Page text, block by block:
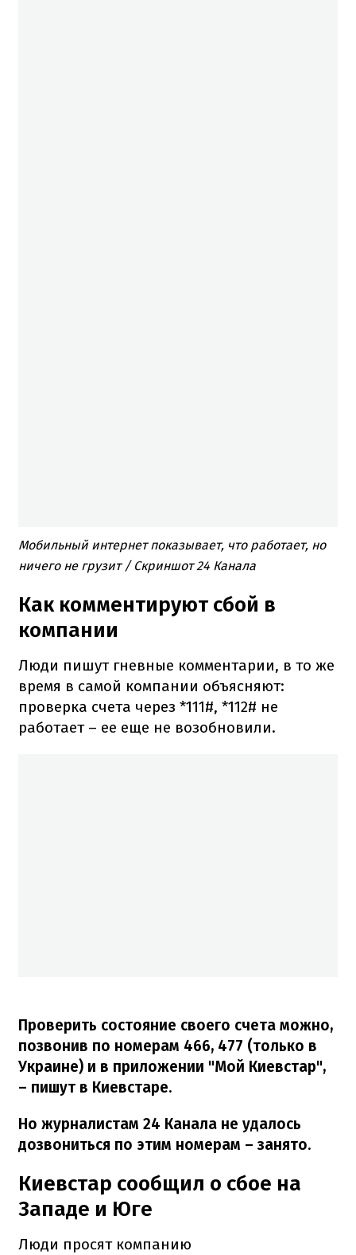
Мобильный интернет показывает, что работает, но
ничего не грузит / Скриншот 24 Канала
Как комментируют сбой в
компании
Люди пишут гневные комментарии, в то же
время в самой компании объясняют:
проверка счета через *111#, *112# не
работает – ее еще не возобновили.
Проверить состояние своего счета можно,
позвонив по номерам 466, 477 (только в
Украине) и в приложении "Мой Киевстар",
– пишут в Киевстаре.
Но журналистам 24 Канала не удалось
дозвониться по этим номерам – занято.
Киевстар сообщил о сбое на
Западе и Юге
Люди просят компанию